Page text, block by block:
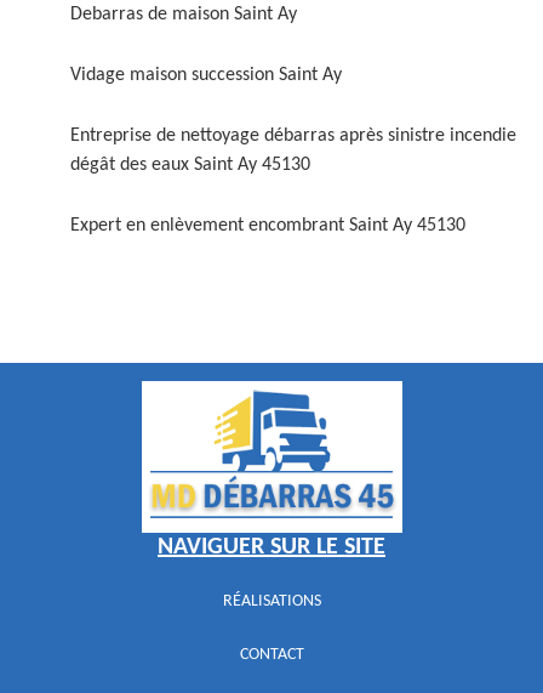
Debarras de maison Saint Ay
Vidage maison succession Saint Ay
Entreprise de nettoyage débarras après sinistre incendie
dégât des eaux Saint Ay 45130
Expert en enlèvement encombrant Saint Ay 45130
NAVIGUER SUR LE SITE
RÉALISATIONS
CONTACT